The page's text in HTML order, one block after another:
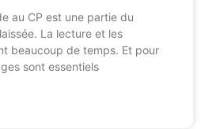
au CP est une partie du
La lecture et les
beaucoup de temps. Et pour
sont essentiels